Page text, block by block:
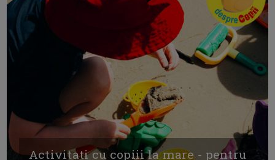
Activitati cu copiii la mare - pentru